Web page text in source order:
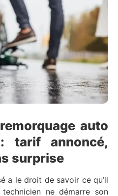
auto
tarif annoncé,
surprise
a le droit de savoir ce qu’il
ne démarre son